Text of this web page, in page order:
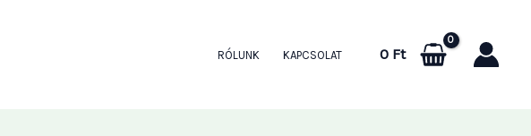
RÓLUNK KAPCSOLAT 0 Ft